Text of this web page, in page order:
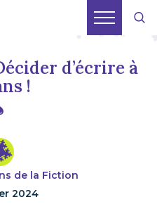
d’écrire à
!
de la Fiction
2024